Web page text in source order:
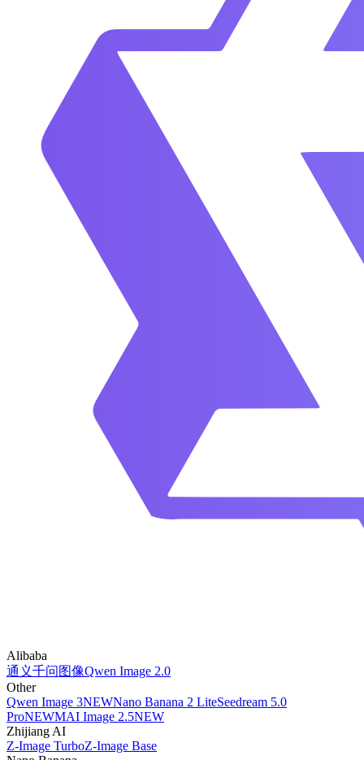
Alibaba
通义千问图像Qwen Image 2.0
Other
Qwen Image 3NEWNano Banana 2 LiteSeedream 5.0
ProNEWMAI Image 2.5NEW
Zhijiang AI
Z-Image TurboZ-Image Base